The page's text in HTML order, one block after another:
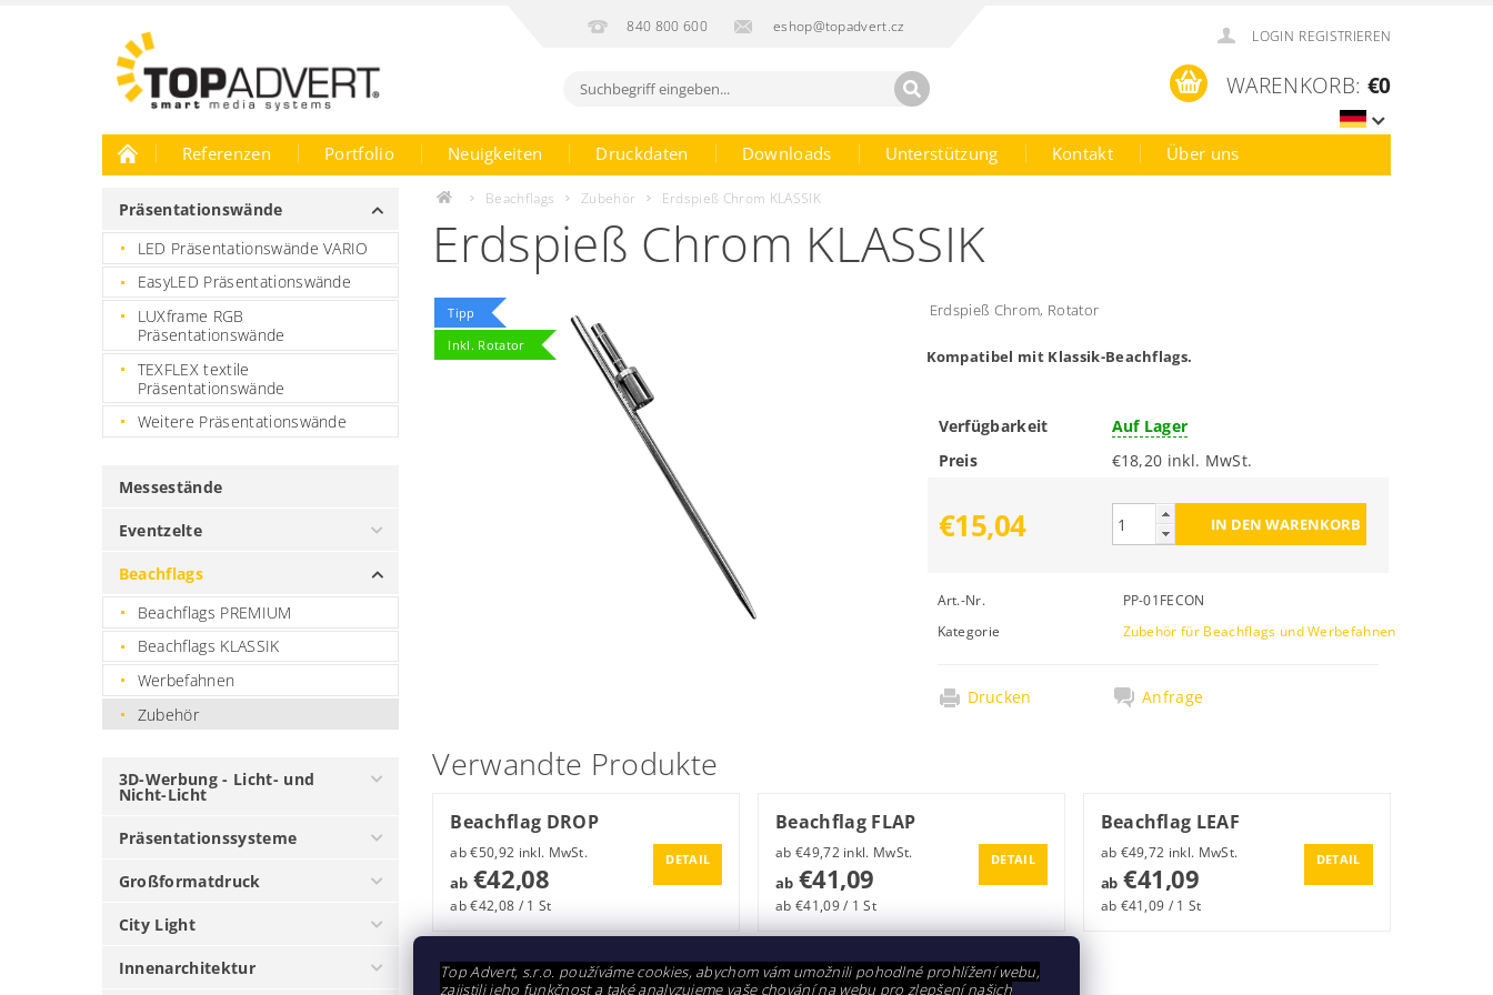
840 800 600 eshop@topadvert.cz
LOGIN REGISTRIEREN
WARENKORB: €0
Referenzen Portfolio Neuigkeiten Druckdaten Downloads Unterstützung Kontakt
Über uns
Karriere
Präsentationswände
LED Präsentationswände VARIO
EasyLED Präsentationswände
LUXframe RGB
Präsentationswände
TEXFLEX textile
Präsentationswände
Weitere Präsentationswände
Messestände
Eventzelte
Beachflags
Beachflags PREMIUM
Beachflags KLASSIK
Werbefahnen
Zubehör
3D-Werbung - Licht- und
Nicht-Licht
Präsentationssysteme
Großformatdruck
City Light
Innenarchitektur
Beachflags Zubehör Erdspieß Chrom KLASSIK
Erdspieß Chrom KLASSIK
Tipp
Inkl. Rotator
Erdspieß Chrom, Rotator
Kompatibel mit Klassik-Beachflags.
Verfügbarkeit
Auf Lager
Preis
€18,20 inkl. MwSt.
€15,04
Art.-Nr.
PP-01FECON
Kategorie
Zubehör für Beachflags und Werbefahnen
Drucken Anfrage
Verwandte Produkte
Beachflag DROP
ab €50,92 inkl. MwSt.
ab€42,08
ab €42,08 / 1 St
DETAIL
Beachflag FLAP
ab €49,72 inkl. MwSt.
ab€41,09
ab €41,09 / 1 St
DETAIL
Beachflag LEAF
ab €49,72 inkl. MwSt.
ab€41,09
ab €41,09 / 1 St
DETAIL
Beachflag AXE
Top Advert, s.r.o. používáme cookies, abychom vám umožnili pohodlné prohlížení webu,
zajistili jeho funkčnost a také analyzujeme vaše chování na webu pro zlepšení našich